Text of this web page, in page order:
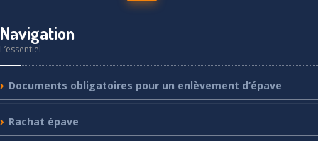
Navigation
L’essentiel
Documents obligatoires pour un enlèvement d’épave
Rachat épave